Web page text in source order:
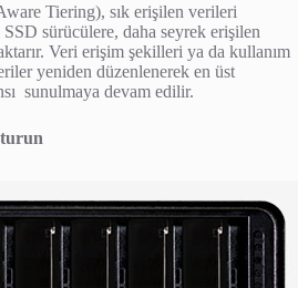
Tiering), sık erişilen verileri
sürücülere, daha seyrek erişilen
Veri erişim şekilleri ya da kullanım
yeniden düzenlenerek en üst
sunulmaya devam edilir.